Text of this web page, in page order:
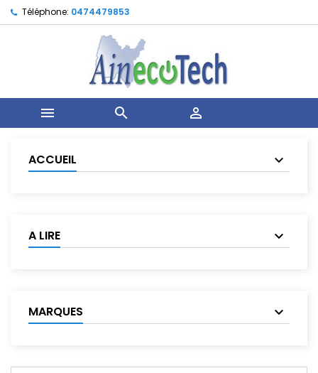
Téléphone: 0474479853
  
ACCUEIL
A LIRE
MARQUES